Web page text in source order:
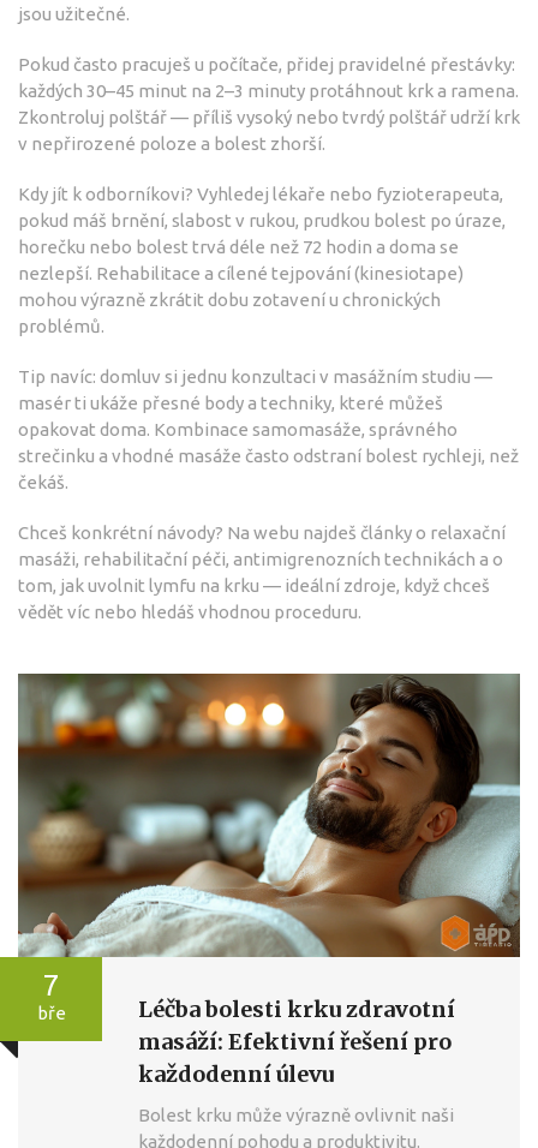
jsou užitečné.
Pokud často pracuješ u počítače, přidej pravidelné přestávky:
každých 30–45 minut na 2–3 minuty protáhnout krk a ramena.
Zkontroluj polštář — příliš vysoký nebo tvrdý polštář udrží krk
v nepřirozené poloze a bolest zhorší.
Kdy jít k odborníkovi? Vyhledej lékaře nebo fyzioterapeuta,
pokud máš brnění, slabost v rukou, prudkou bolest po úraze,
horečku nebo bolest trvá déle než 72 hodin a doma se
nezlepší. Rehabilitace a cílené tejpování (kinesiotape)
mohou výrazně zkrátit dobu zotavení u chronických
problémů.
Tip navíc: domluv si jednu konzultaci v masážním studiu —
masér ti ukáže přesné body a techniky, které můžeš
opakovat doma. Kombinace samomasáže, správného
strečinku a vhodné masáže často odstraní bolest rychleji, než
čekáš.
Chceš konkrétní návody? Na webu najdeš články o relaxační
masáži, rehabilitační péči, antimigrenozních technikách a o
tom, jak uvolnit lymfu na krku — ideální zdroje, když chceš
vědět víc nebo hledáš vhodnou proceduru.
7
bře
Léčba bolesti krku zdravotní
masáží: Efektivní řešení pro
každodenní úlevu
Bolest krku může výrazně ovlivnit naši
každodenní pohodu a produktivitu.